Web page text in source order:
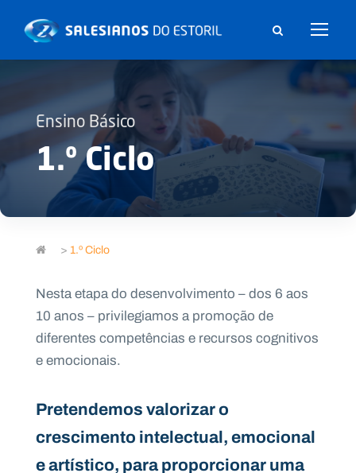
Ensino Básico
1.º Ciclo
> 1.º Ciclo
Nesta etapa do desenvolvimento – dos 6 aos
10 anos – privilegiamos a promoção de
diferentes competências e recursos cognitivos
e emocionais.
Pretendemos valorizar o
crescimento intelectual, emocional
e artístico, para proporcionar uma